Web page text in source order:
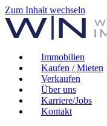
Zum Inhalt wechseln
Immobilien
Kaufen / Mieten
Verkaufen
Über uns
Karriere/Jobs
Kontakt